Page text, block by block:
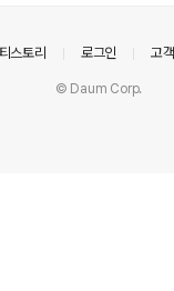
티스토리 로그인 고
© Daum Corp.